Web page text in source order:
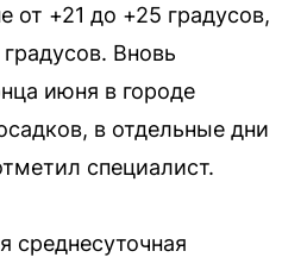
от +21 до +25 градусов,
Вновь
июня в городе
в отдельные дни
специалист.
среднесуточная